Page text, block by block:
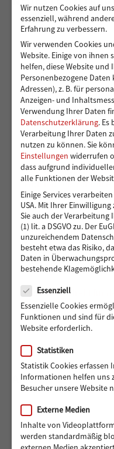
Sicher von A nach B
Ein sicherer Ort für
Verantwortung
Kindergruppen der
Toben und Spielen:
Eddelbüttelstraße in
Vier Reifen für eine
für Muhsin und seine
488 Euro gedreht für
Hotel Hamburg
ARCHIV
Archiv
Monat auswählen
Wir nutzen Cookies auf
essenziell, während
Erfahrung zu verbessern.
Wir verwenden Cookies
Website. Einige von ihnen
helfen, diese Website und
Personenbezogene
Adressen), z. B. für
Anzeigen- und
Verwendung Ihrer Daten
Datenschutzerklärung. Es
Verarbeitung Ihrer Daten
nutzen zu können.Sie
Einstellungen widerrufen
dass aufgrund
alle Funktionen der
Einige Services
USA. Mit Ihrer
Sie auch der Verarbeitung
(1) lit. a DSGVO zu. Der
unzureichendem
besteht etwa das Risiko,
Daten in
bestehende
Essenziell
Essenzielle Cookies
Funktionen und sind für
Website erforderlich.
Statistiken
Statistik Cookies
Informationen helfen uns
Besucher unsere Website
Externe Medien
Inhalte von
werden standardmäßig